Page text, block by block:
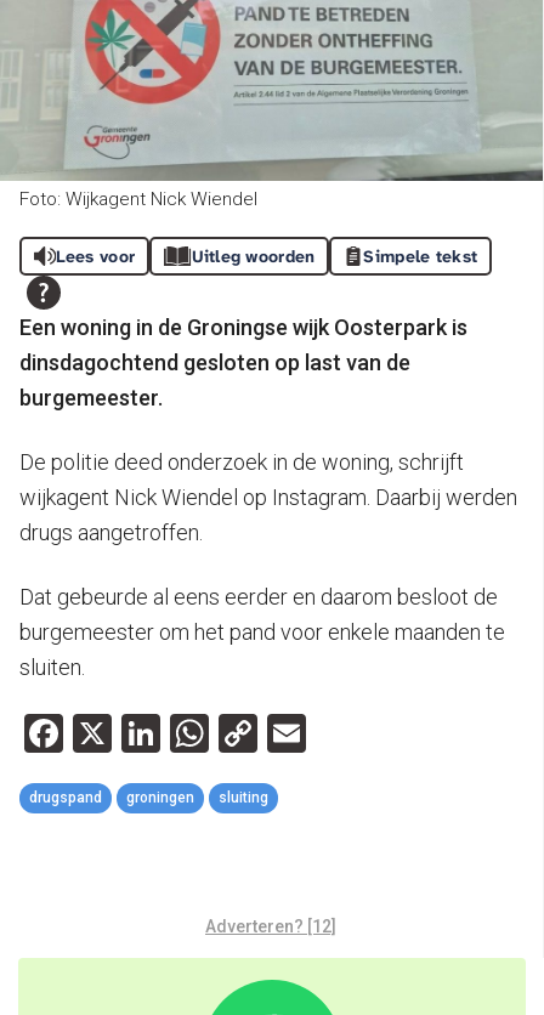
Foto: Wijkagent Nick Wiendel
Lees voor Uitleg woorden Simpele tekst
Een woning in de Groningse wijk Oosterpark is
dinsdagochtend gesloten op last van de
burgemeester.
De politie deed onderzoek in de woning, schrijft
wijkagent Nick Wiendel op Instagram. Daarbij werden
drugs aangetroffen.
Dat gebeurde al eens eerder en daarom besloot de
burgemeester om het pand voor enkele maanden te
sluiten.
Facebook
X LinkedIn
WhatsApp
Copy
Link
drugspand groningen sluiting
Adverteren? [12]